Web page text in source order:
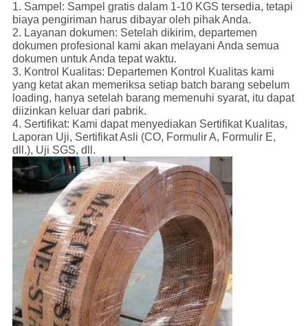
1. Sampel: Sampel gratis dalam 1-10 KGS tersedia, tetapi
biaya pengiriman harus dibayar oleh pihak Anda.
2. Layanan dokumen: Setelah dikirim, departemen
dokumen profesional kami akan melayani Anda semua
dokumen untuk Anda tepat waktu.
3. Kontrol Kualitas: Departemen Kontrol Kualitas kami
yang ketat akan memeriksa setiap batch barang sebelum
loading, hanya setelah barang memenuhi syarat, itu dapat
diizinkan keluar dari pabrik.
4. Sertifikat: Kami dapat menyediakan Sertifikat Kualitas,
Laporan Uji, Sertifikat Asli (CO, Formulir A, Formulir E,
dll.), Uji SGS, dll.